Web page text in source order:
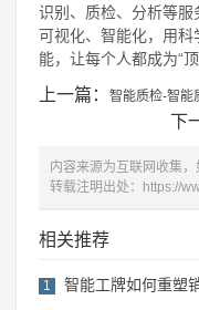
识别、质检、分析等服
可视化、智能化，用
能，让每个人都成为“顶
上一篇： 智能质检-智能
下
内容来源为互联网收集
转载注明出处：
https://
相关推荐
1
智能工牌如何重塑